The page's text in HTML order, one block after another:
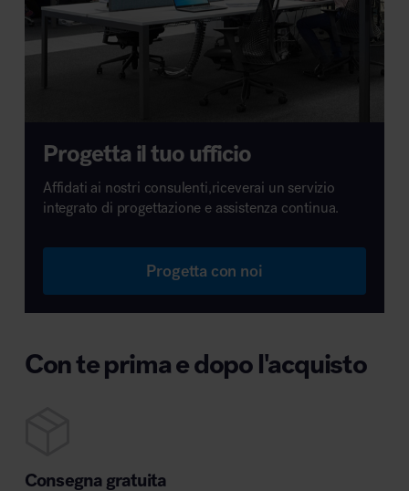
Progetta il tuo ufficio
Affidati ai nostri consulenti,riceverai un servizio
integrato di progettazione e assistenza continua.
Progetta con noi
Con te prima e dopo l'acquisto
Consegna gratuita